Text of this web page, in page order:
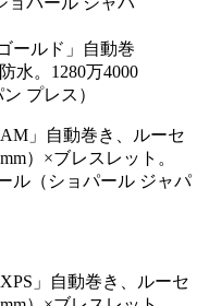
」自動巻き、ルーセ
）×ブレスレット。
ル（ショパール ジャパ
」自動巻き、ルーセ